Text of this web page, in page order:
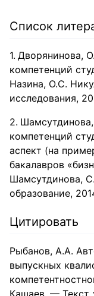
Список
Дворянинова,
компетенций
Назина, О.С.
исследования,
компетенций
аспект (на
бакалавров
Шамсутдинова,
образование,
Цитировать
Рыбанов, А.А.
выпускных
Кашаев. — Текст